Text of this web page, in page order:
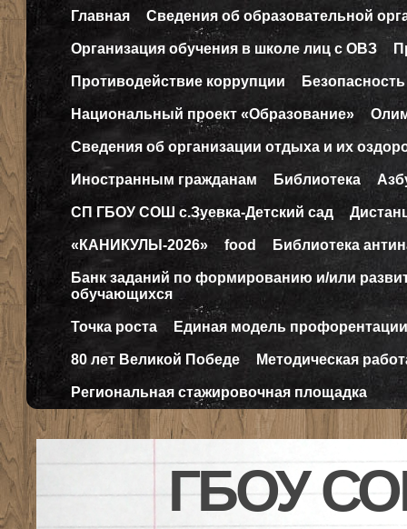
Главная Сведения об образовательной
Организация обучения в школе лиц с ОВЗ
Противодействие коррупции Безопасность
Национальный проект «Образование»
Сведения об организации отдыха и их
Иностранным гражданам Библиотека
СП ГБОУ СОШ с.Зуевка-Детский сад
«КАНИКУЛЫ-2026» food Библиотека
Банк заданий по формированию и/или
обучающихся
Точка роста Единая модель профорентации
80 лет Великой Победе Методическая
Региональная стажировочная площадка
ГБОУ